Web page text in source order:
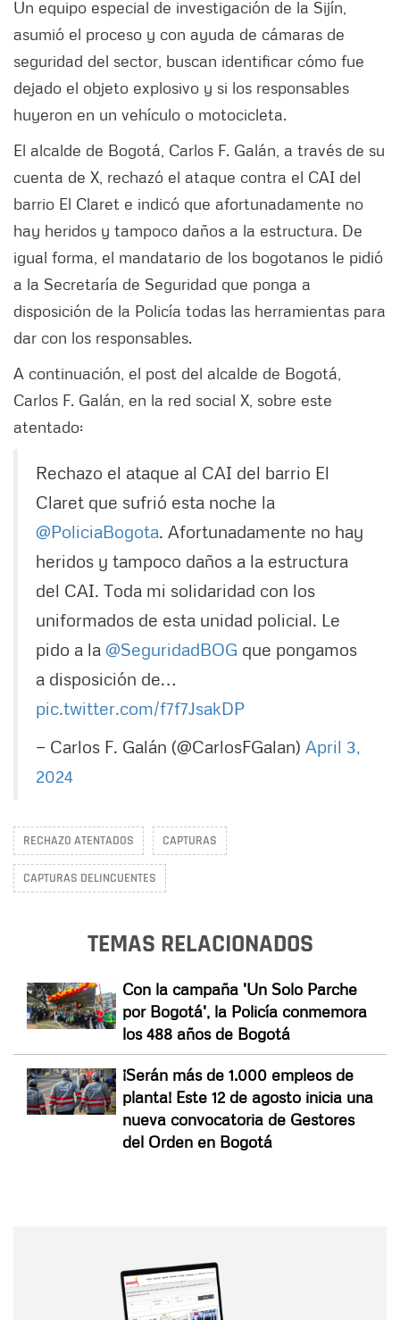
Un equipo especial de investigación de la Sijín,
asumió el proceso y con ayuda de cámaras de
seguridad del sector, buscan identificar cómo fue
dejado el objeto explosivo y si los responsables
huyeron en un vehículo o motocicleta.
El alcalde de Bogotá, Carlos F. Galán, a través de su
cuenta de X, rechazó el ataque contra el CAI del
barrio El Claret e indicó que afortunadamente no
hay heridos y tampoco daños a la estructura. De
igual forma, el mandatario de los bogotanos le pidió
a la Secretaría de Seguridad que ponga a
disposición de la Policía todas las herramientas para
dar con los responsables.
A continuación, el post del alcalde de Bogotá,
Carlos F. Galán, en la red social X, sobre este
atentado:
Rechazo el ataque al CAI del barrio El
Claret que sufrió esta noche la
@PoliciaBogota. Afortunadamente no hay
heridos y tampoco daños a la estructura
del CAI. Toda mi solidaridad con los
uniformados de esta unidad policial. Le
pido a la @SeguridadBOG que pongamos
a disposición de…
pic.twitter.com/f7f7JsakDP
— Carlos F. Galán (@CarlosFGalan) April 3,
2024
RECHAZO ATENTADOS CAPTURAS
CAPTURAS DELINCUENTES
TEMAS RELACIONADOS
Con la campaña 'Un Solo Parche
por Bogotá', la Policía conmemora
los 488 años de Bogotá
¡Serán más de 1.000 empleos de
planta! Este 12 de agosto inicia una
nueva convocatoria de Gestores
del Orden en Bogotá
Correo electrónico